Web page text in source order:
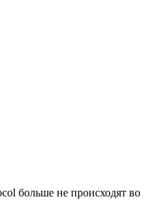
больше не происходят во